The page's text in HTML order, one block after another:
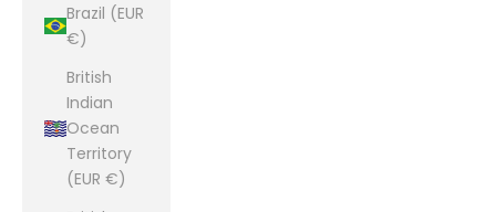
Brazil (EUR
€)
British
Indian
Ocean
Territory
(EUR €)